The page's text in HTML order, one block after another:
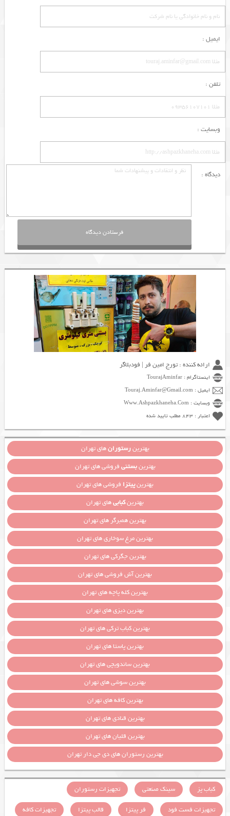
ایمیل :
تلفن :
وبسایت :
دیدگاه :
ارائه کننده : تورج امین فر | فودبلاگر
اینستاگرام : TourajAminfar
ایمیل : Touraj.Aminfar@Gmail.com
وبسایت : Www.Ashpazkhaneha.Com
اعتبار : 843 مطلب تایید شده
بهترینرستورانهای تهران
بهترینبستنی فروشی های تهران
بهترینپیتزا فروشی های تهران
بهترینکبابیهای تهران
بهترین همبرگر های تهران
بهترین مرغ سوخاری های تهران
بهترین جگرکی های تهران
بهترین آش فروشی های تهران
بهترین کله پاچه های تهران
بهترین دیزی های تهران
بهترین کباب ترکی های تهران
بهترین پاستا های تهران
بهترین ساندویچی های تهران
بهترین سوشی های تهران
بهترین کافه های تهران
بهترین قنادی های تهران
بهترین قلیان های تهران
بهترین رستوران های دی جی دار تهران
کباب پز سینک صنعتی
تجهیزات رستوران
تجهیزات فست فود
فر پیتزا قالب پیتزا
تجهیزات کافه